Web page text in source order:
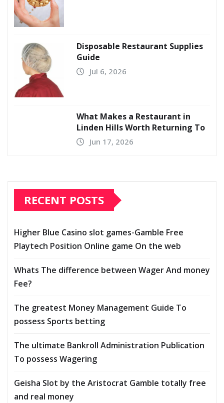
Disposable Restaurant Supplies
Guide
Jul 6, 2026
What Makes a Restaurant in
Linden Hills Worth Returning To
Jun 17, 2026
RECENT POSTS
Higher Blue Casino slot games-Gamble Free
Playtech Position Online game On the web
Whats The difference between Wager And money
Fee?
The greatest Money Management Guide To
possess Sports betting
The ultimate Bankroll Administration Publication
To possess Wagering
Geisha Slot by the Aristocrat Gamble totally free
and real money